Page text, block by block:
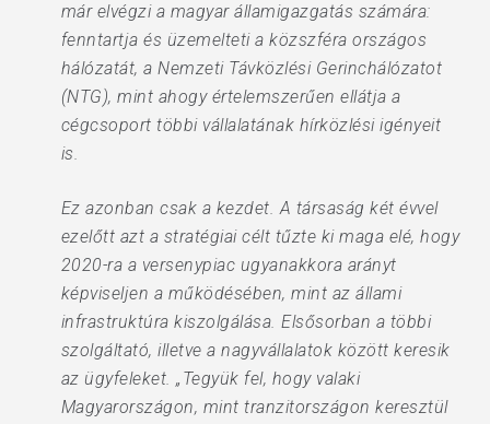
már elvégzi a magyar államigazgatás számára:
fenntartja és üzemelteti a közszféra országos
hálózatát, a Nemzeti Távközlési Gerinchálózatot
(NTG), mint ahogy értelemszerűen ellátja a
cégcsoport többi vállalatának hírközlési igényeit
is.
Ez azonban csak a kezdet. A társaság két évvel
ezelőtt azt a stratégiai célt tűzte ki maga elé, hogy
2020-ra a versenypiac ugyanakkora arányt
képviseljen a működésében, mint az állami
infrastruktúra kiszolgálása. Elsősorban a többi
szolgáltató, illetve a nagyvállalatok között keresik
az ügyfeleket. „Tegyük fel, hogy valaki
Magyarországon, mint tranzitországon keresztül